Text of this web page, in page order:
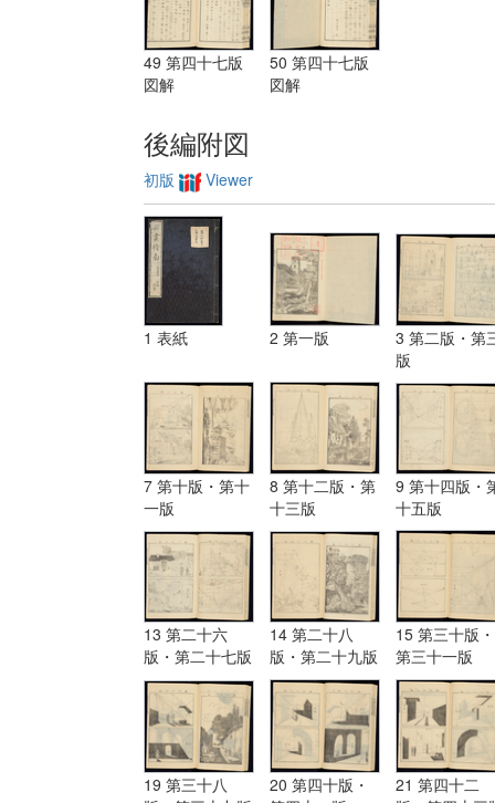
49 第四十七版
図解
50 第四十七版
図解
後編附図
初版 Viewer
1 表紙 2 第一版
3 第二版・第
版
7 第十版・第十
一版
8 第十二版・第
十三版
9 第十四版・
十五版
13 第二十六
版・第二十七版
14 第二十八
版・第二十九版
15 第三十版・
第三十一版
19 第三十八
20 第四十版・
21 第四十二